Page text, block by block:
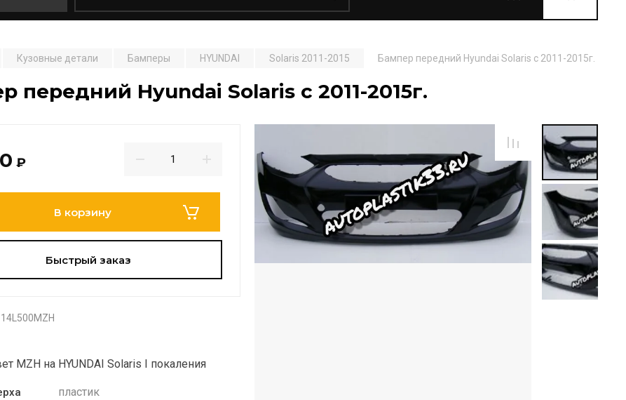
Кузовные детали Бамперы HYUNDAI Solaris 2011-2015 Бампер передний Hyundai Solaris c 2011-2015г.
передний Hyundai Solaris c 2011-2015г.
₽
В корзину
Быстрый заказ
MZH на HYUNDAI Solaris I покаления
пластик